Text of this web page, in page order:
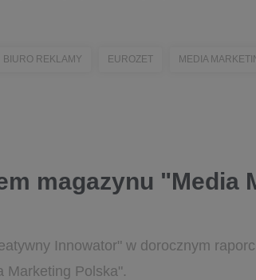
BIURO REKLAMY EUROZET MEDIA
magazynu "Media
Innowator" w dorocznym
Marketing Polska".